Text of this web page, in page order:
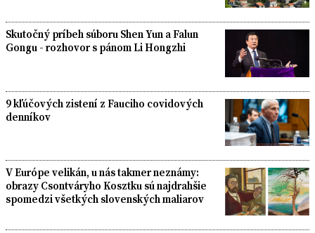
Skutočný príbeh súboru Shen Yun a Falun
Gongu - rozhovor s pánom Li Hongzhi
9 kľúčových zistení z Fauciho covidových
denníkov
V Európe velikán, u nás takmer neznámy:
obrazy Csontváryho Kosztku sú najdrahšie
spomedzi všetkých slovenských maliarov